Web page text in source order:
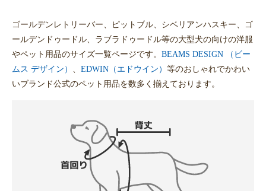
ゴールデンレトリーバー、ピットブル、シベリアンハスキー、ゴ
ールデンドゥードル、ラブラドゥードル等の大型犬の向けの洋服
やペット用品のサイズ一覧ページです。 BEAMS DESIGN （ビー
ムス デザイン）
EDWIN（エドウイン） 等のおしゃれでかわい
いブランド公式のペット用品を数多く揃えております。